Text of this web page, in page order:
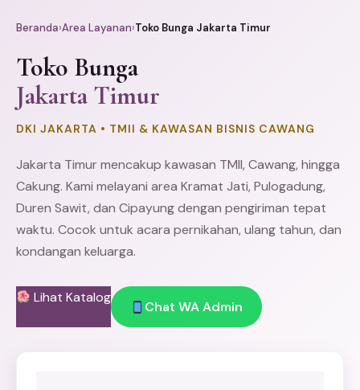
Beranda›Area Layanan›Toko Bunga Jakarta Timur
Toko Bunga
Jakarta Timur
DKI JAKARTA • TMII & KAWASAN BISNIS CAWANG
Jakarta Timur mencakup kawasan TMII, Cawang, hingga
Cakung. Kami melayani area Kramat Jati, Pulogadung,
Duren Sawit, dan Cipayung dengan pengiriman tepat
waktu. Cocok untuk acara pernikahan, ulang tahun, dan
kondangan keluarga.
Lihat Katalog
Chat WA Admin